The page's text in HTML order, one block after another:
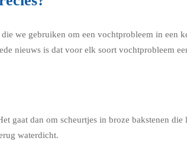
we gebruiken om een vochtprobleem in een
nieuws is dat voor elk soort vochtprobleem
gaat dan om scheurtjes in broze bakstenen
waterdicht.